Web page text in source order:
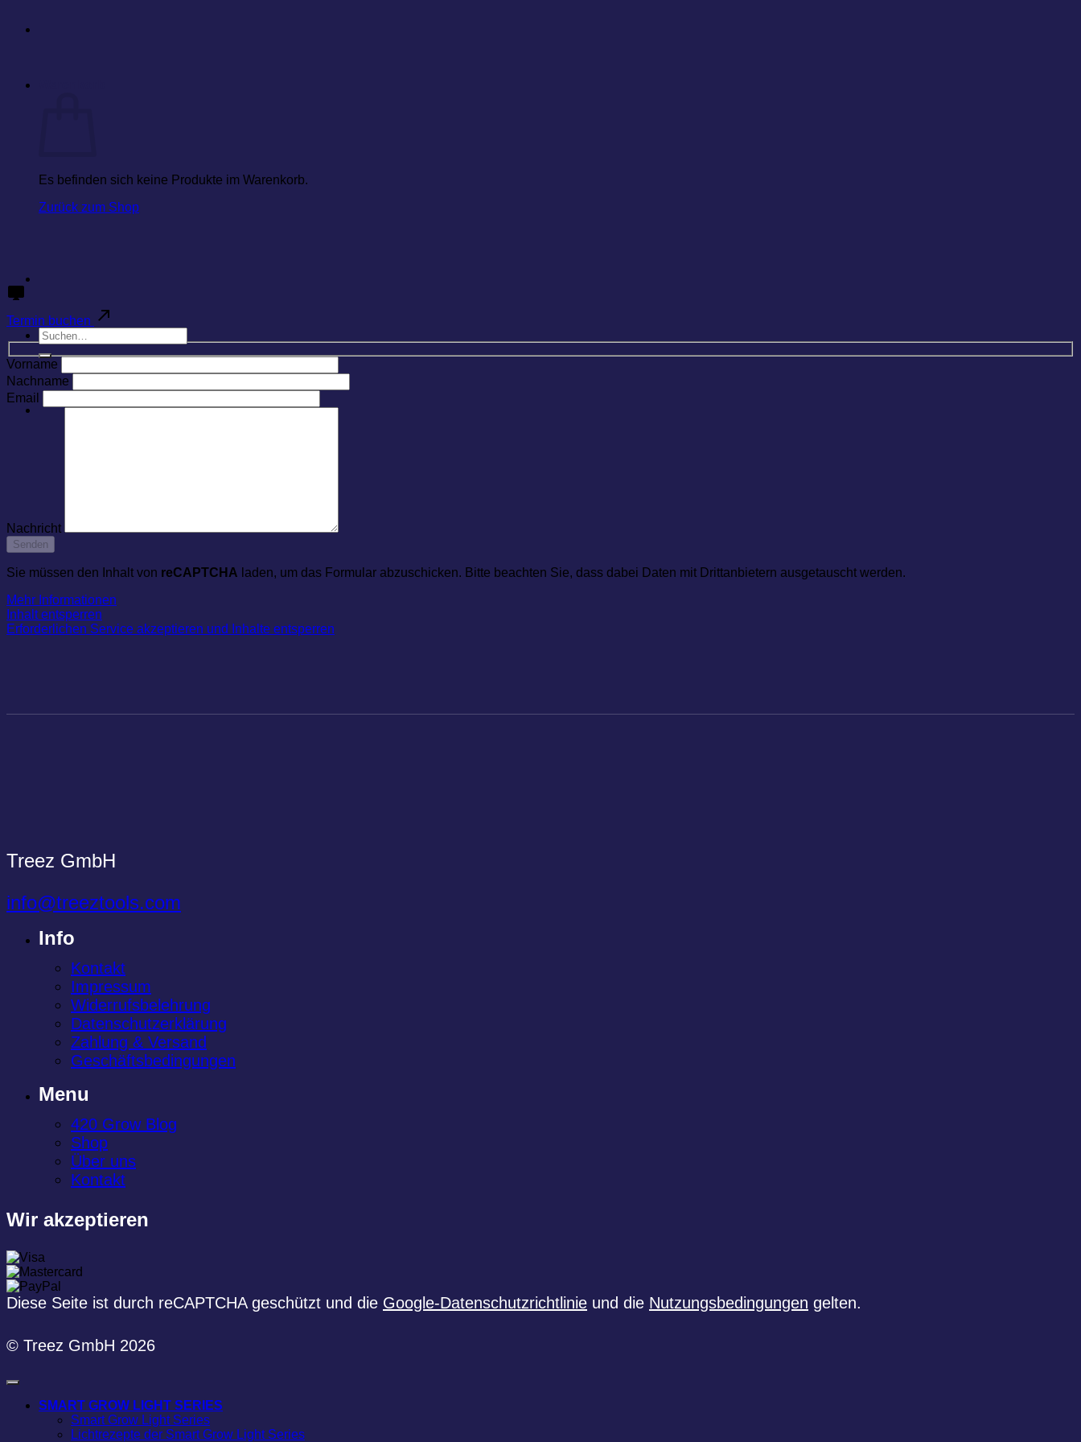
Es befinden sich keine Produkte im Warenkorb.
Zurück zum Shop
Suchen
nach:
Termin buchen
Vorname
Nachname
Email
Nachricht
Sie müssen den Inhalt von reCAPTCHA laden, um das Formular abzuschicken. Bitte beachten Sie, dass dabei Daten mit Drittanbietern ausgetauscht werden.
Mehr Informationen
Inhalt entsperren
Erforderlichen Service akzeptieren und Inhalte entsperren
Treez GmbH
info@treeztools.com
Info
Kontakt
Impressum
Widerrufsbelehrung
Datenschutzerklärung
Zahlung & Versand
Geschäftsbedingungen
Menu
420 Grow Blog
Shop
Über uns
Kontakt
Wir akzeptieren
Diese Seite ist durch reCAPTCHA geschützt und die Google-Datenschutzrichtlinie und die Nutzungsbedingungen gelten.
© Treez GmbH 2026
SMART GROW LIGHT SERIES
Smart Grow Light Series
Lichtrezepte der Smart Grow Light Series